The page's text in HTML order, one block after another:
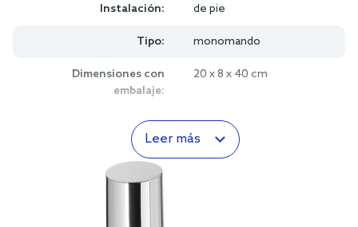
Instalación: de pie
Tipo: monomando
Dimensiones con
embalaje:
20 x 8 x 40 cm
Leer más